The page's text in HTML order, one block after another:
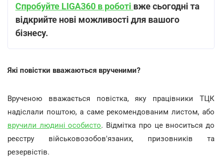
Спробуйте LIGA360 в роботі вже сьогодні та
відкрийте нові можливості для вашого
бізнесу.
Які повістки вважаються врученими?
Врученою вважається повістка, яку працівники ТЦК
надіслали поштою, а саме рекомендованим листом, або
вручили людині особисто. Відмітка про це вноситься до
реєстру військовозобов'язаних, призовників та
резервістів.